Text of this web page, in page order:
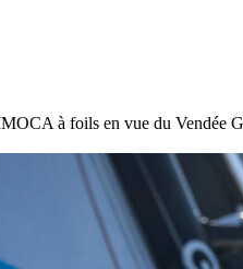
à foils en vue du Vendée